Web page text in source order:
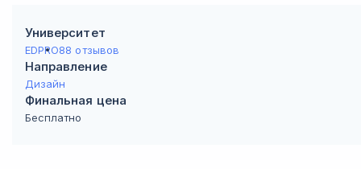
Университет
EDPRO88 отзывов
Направление
Дизайн
Финальная цена
Бесплатно